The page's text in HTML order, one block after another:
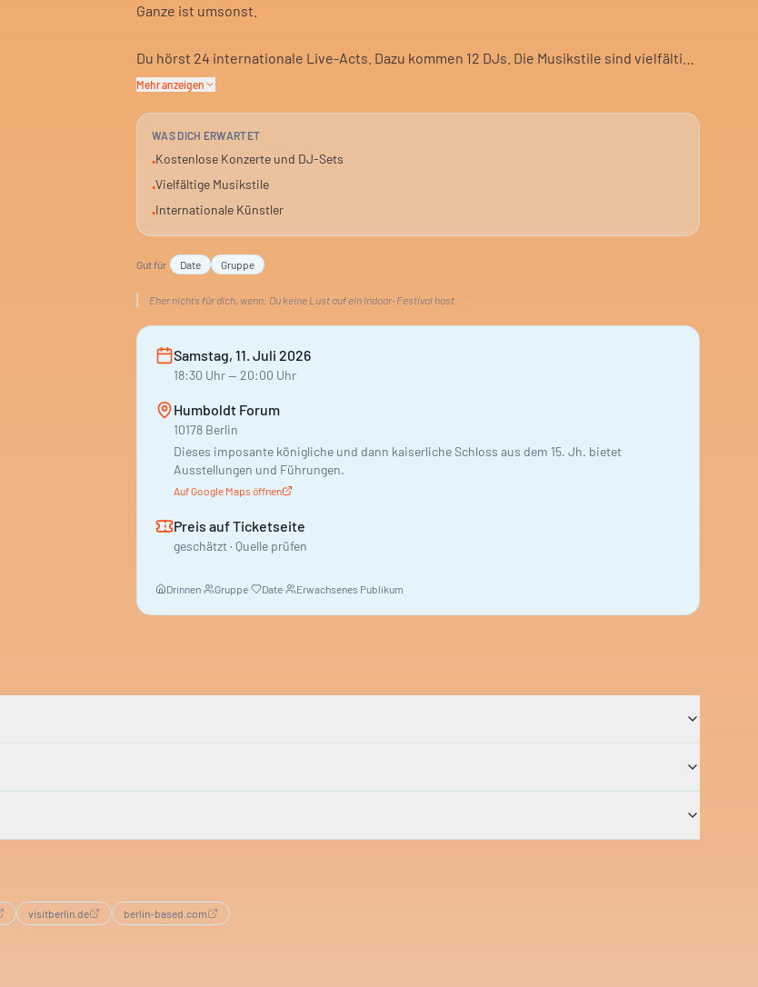
Ganze ist umsonst.
Du hörst 24 internationale Live-Acts. Dazu kommen 12 DJs. Die Musikstile sind vielfältig.
ohne Ticketkosten.
Mehr anzeigen
WAS DICH ERWARTET
•Kostenlose Konzerte und DJ-Sets
•Vielfältige Musikstile
•Internationale Künstler
Gut für Date Gruppe
Eher nichts für dich, wenn: Du keine Lust auf ein Indoor-Festival hast.
Samstag, 11. Juli 2026
18:30 Uhr— 20:00 Uhr
Humboldt Forum
10178 Berlin
Dieses imposante königliche und dann kaiserliche Schloss aus dem 15. Jh. bietet
Ausstellungen und Führungen.
Auf Google Maps öffnen
Preis auf Ticketseite
geschätzt · Quelle prüfen
Drinnen· Gruppe· Date· Erwachsenes Publikum
visitberlin.de berlin-based.com